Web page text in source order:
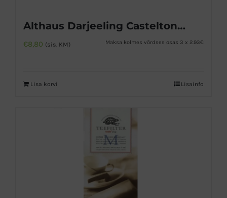
Althaus Darjeeling Castelton must tee
€8,80 (sis. KM) Maksa kolmes võrdses osas 3 x 2.93€
Lisa korvi Lisainfo